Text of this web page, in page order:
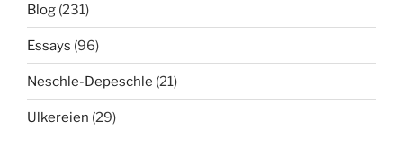
Blog (231)
Essays (96)
Neschle-Depeschle (21)
Ulkereien (29)